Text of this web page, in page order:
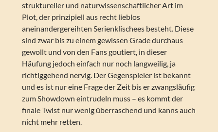
struktureller und naturwissenschaftlicher Art im
Plot, der prinzipiell aus recht lieblos
aneinandergereihten Serienklischees besteht. Diese
sind zwar bis zu einem gewissen Grade durchaus
gewollt und von den Fans goutiert, in dieser
Häufung jedoch einfach nur noch langweilig, ja
richtiggehend nervig. Der Gegenspieler ist bekannt
und es ist nur eine Frage der Zeit bis er zwangsläufig
zum Showdown eintrudeln muss – es kommt der
finale Twist nur wenig überraschend und kanns auch
nicht mehr retten.